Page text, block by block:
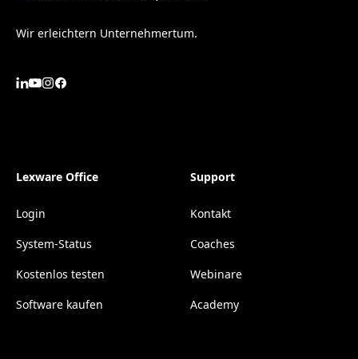
Wir erleichtern Unternehmertum.
Lexware Office
Login
System-Status
Kostenlos testen
Software kaufen
Support
Kontakt
Coaches
Webinare
Academy